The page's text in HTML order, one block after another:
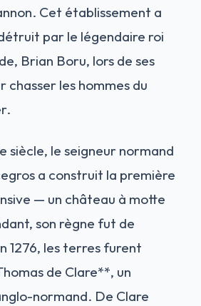
Cet établissement a
par le légendaire roi
Brian Boru, lors de ses
chasser les hommes du
siècle, le seigneur normand
a construit la première
— un château à motte
son règne fut de
1276, les terres furent
de Clare**, un
normand. De Clare